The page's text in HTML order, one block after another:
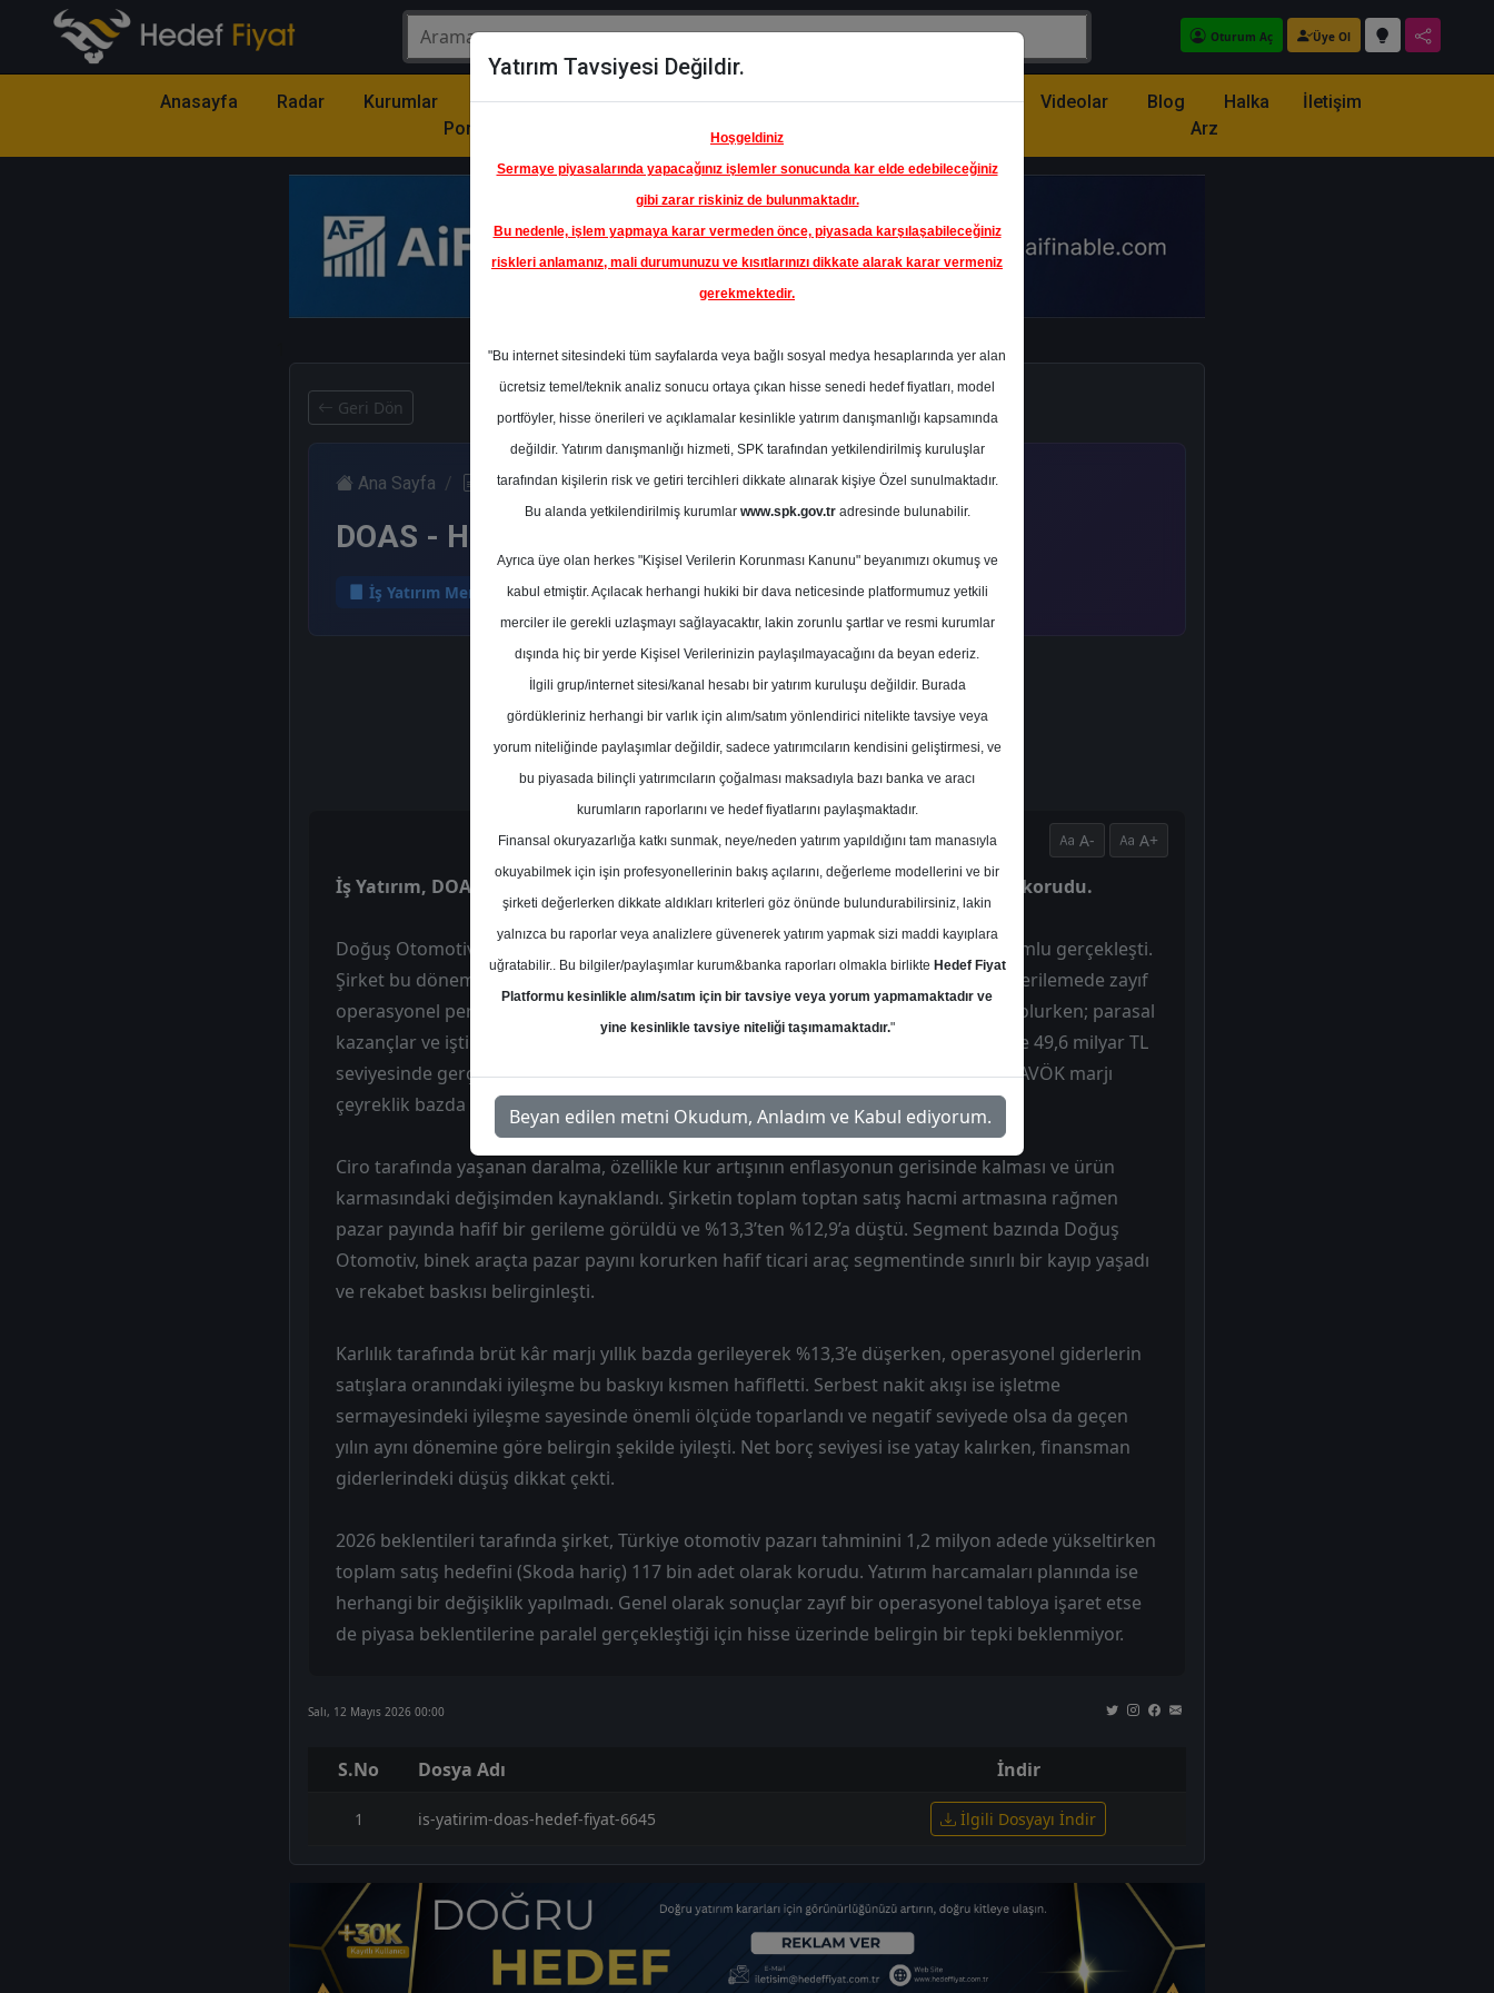
Oturum Aç Üye Ol
Anasayfa Radar Kurumlar
Model
Portföy
Hisse
Öne
Çıkanlar
Raporlar Partnerlerimiz Videolar Blog
Halka
Arz
İletişim
Geri Dön
Ana Sayfa Raporlar İş Yatırım Menkul Değerler Rapor Detay
DOAS - Hedef Fiyat
İş Yatırım Menkul Değerler 12 Mayıs 2026
A- A+
İş Yatırım, DOAS - Doğuş Otomotiv için 220.1 TL hedef fiyat ile TUT tavsiyesini korudu.
Doğuş Otomotiv’in 1Ç26 finansal sonuçları genel olarak piyasa beklentileriyle uyumlu gerçekleşti.
Şirket bu dönemde yıllık %24 düşüşle 574 milyon TL net kâr açıkladı. Net kârdaki gerilemede zayıf
operasyonel performans, artan diğer faaliyet giderleri ve yüksek vergi yükü etkili olurken; parasal
kazançlar ve iştirak gelirleri bu baskıyı kısmen dengeledi. Gelirler yıllık %10 düşüşle 49,6 milyar TL
seviyesinde gerçekleşirken, FAVÖK %16 azalışla 3,2 milyar TL oldu. Buna rağmen FAVÖK marjı
çeyreklik bazda toparlanarak %6,4 seviyesine ulaştı.
Ciro tarafında yaşanan daralma, özellikle kur artışının enflasyonun gerisinde kalması ve ürün
karmasındaki değişimden kaynaklandı. Şirketin toplam toptan satış hacmi artmasına rağmen
pazar payında hafif bir gerileme görüldü ve %13,3’ten %12,9’a düştü. Segment bazında Doğuş
Otomotiv, binek araçta pazar payını korurken hafif ticari araç segmentinde sınırlı bir kayıp yaşadı
ve rekabet baskısı belirginleşti.
Karlılık tarafında brüt kâr marjı yıllık bazda gerileyerek %13,3’e düşerken, operasyonel giderlerin
satışlara oranındaki iyileşme bu baskıyı kısmen hafifletti. Serbest nakit akışı ise işletme
sermayesindeki iyileşme sayesinde önemli ölçüde toparlandı ve negatif seviyede olsa da geçen
yılın aynı dönemine göre belirgin şekilde iyileşti. Net borç seviyesi ise yatay kalırken, finansman
giderlerindeki düşüş dikkat çekti.
2026 beklentileri tarafında şirket, Türkiye otomotiv pazarı tahminini 1,2 milyon adede yükseltirken
toplam satış hedefini (Skoda hariç) 117 bin adet olarak korudu. Yatırım harcamaları planında ise
herhangi bir değişiklik yapılmadı. Genel olarak sonuçlar zayıf bir operasyonel tabloya işaret etse
de piyasa beklentilerine paralel gerçekleştiği için hisse üzerinde belirgin bir tepki beklenmiyor.
Salı, 12 Mayıs 2026 00:00
S.No Dosya Adı İndir
1 is-yatirim-doas-hedef-fiyat-6645 İlgili Dosyayı İndir
Yatırım Tavsiyesi Değildir.
Hoşgeldiniz
Sermaye piyasalarında yapacağınız işlemler sonucunda kar elde edebileceğiniz
gibi zarar riskiniz de bulunmaktadır.
Bu nedenle, işlem yapmaya karar vermeden önce, piyasada karşılaşabileceğiniz
riskleri anlamanız, mali durumunuzu ve kısıtlarınızı dikkate alarak karar vermeniz
gerekmektedir.
"Bu internet sitesindeki tüm sayfalarda veya bağlı sosyal medya hesaplarında yer alan
ücretsiz temel/teknik analiz sonucu ortaya çıkan hisse senedi hedef fiyatları, model
portföyler, hisse önerileri ve açıklamalar kesinlikle yatırım danışmanlığı kapsamında
değildir. Yatırım danışmanlığı hizmeti, SPK tarafından yetkilendirilmiş kuruluşlar
tarafından kişilerin risk ve getiri tercihleri dikkate alınarak kişiye Özel sunulmaktadır.
Bu alanda yetkilendirilmiş kurumlar www.spk.gov.tradresinde bulunabilir.
Ayrıca üye olan herkes "Kişisel Verilerin Korunması Kanunu" beyanımızı okumuş ve
kabul etmiştir. Açılacak herhangi hukiki bir dava neticesinde platformumuz yetkili
merciler ile gerekli uzlaşmayı sağlayacaktır, lakin zorunlu şartlar ve resmi kurumlar
dışında hiç bir yerde Kişisel Verilerinizin paylaşılmayacağını da beyan ederiz.
İlgili grup/internet sitesi/kanal hesabı bir yatırım kuruluşu değildir. Burada
gördükleriniz herhangi bir varlık için alım/satım yönlendirici nitelikte tavsiye veya
yorum niteliğinde paylaşımlar değildir, sadece yatırımcıların kendisini geliştirmesi, ve
bu piyasada bilinçli yatırımcıların çoğalması maksadıyla bazı banka ve aracı
kurumların raporlarını ve hedef fiyatlarını paylaşmaktadır.
Finansal okuryazarlığa katkı sunmak, neye/neden yatırım yapıldığını tam manasıyla
okuyabilmek için işin profesyonellerinin bakış açılarını, değerleme modellerini ve bir
şirketi değerlerken dikkate aldıkları kriterleri göz önünde bulundurabilirsiniz, lakin
yalnızca bu raporlar veya analizlere güvenerek yatırım yapmak sizi maddi kayıplara
uğratabilir.. Bu bilgiler/paylaşımlar kurum&banka raporları olmakla birlikte Hedef Fiyat
Platformu kesinlikle alım/satım için bir tavsiye veya yorum yapmamaktadır ve
yine kesinlikle tavsiye niteliği taşımamaktadır."
Beyan edilen metni Okudum, Anladım ve Kabul ediyorum.